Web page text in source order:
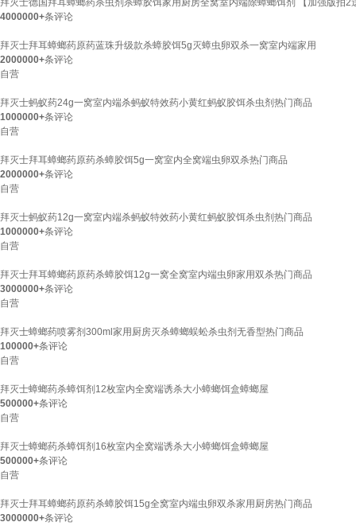
拜灭士德国拜耳蟑螂药杀虫剂杀蟑胶饵家用厨房全窝室内端除蟑螂饵剂 【加强版拍2
4000000+条评论
拜灭士拜耳蟑螂药原药蓝珠升级款杀蟑胶饵5g灭蟑虫卵双杀一窝室内端家用
2000000+条评论
自营
拜灭士蚂蚁药24g一窝室内端杀蚂蚁特效药小黄红蚂蚁胶饵杀虫剂热门商品
1000000+条评论
自营
拜灭士拜耳蟑螂药原药杀蟑胶饵5g一窝室内全窝端虫卵双杀热门商品
2000000+条评论
自营
拜灭士蚂蚁药12g一窝室内端杀蚂蚁特效药小黄红蚂蚁胶饵杀虫剂热门商品
1000000+条评论
自营
拜灭士拜耳蟑螂药原药杀蟑胶饵12g一窝全窝室内端虫卵家用双杀热门商品
3000000+条评论
自营
拜灭士蟑螂药喷雾剂300ml家用厨房灭杀蟑螂蜈蚣杀虫剂无香型热门商品
100000+条评论
自营
拜灭士蟑螂药杀蟑饵剂12枚室内全窝端诱杀大小蟑螂饵盒蟑螂屋
500000+条评论
自营
拜灭士蟑螂药杀蟑饵剂16枚室内全窝端诱杀大小蟑螂饵盒蟑螂屋
500000+条评论
自营
拜灭士拜耳蟑螂药原药杀蟑胶饵15g全窝室内端虫卵双杀家用厨房热门商品
3000000+条评论